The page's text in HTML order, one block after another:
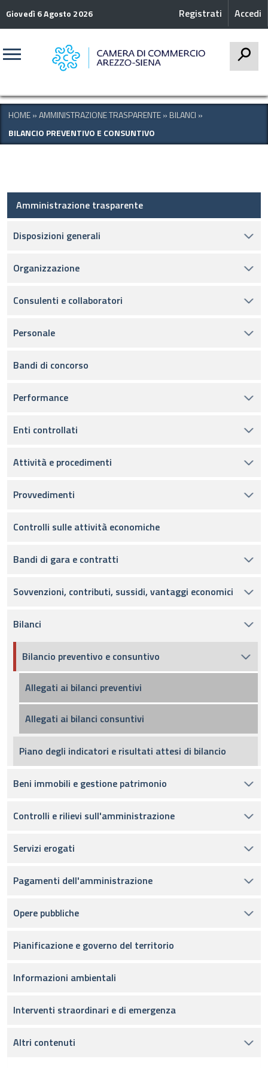
Giovedì 6 Agosto 2026 Accedi
Registrati
HOME»AMMINISTRAZIONE TRASPARENTE» BILANCI »
BILANCIO PREVENTIVO E CONSUNTIVO
Amministrazione trasparente
Disposizioni generali
Organizzazione
Consulenti e collaboratori
Personale
Bandi di concorso
Performance
Enti controllati
Attività e procedimenti
Provvedimenti
Controlli sulle attività economiche
Bandi di gara e contratti
Sovvenzioni, contributi, sussidi, vantaggi economici
Bilanci
Bilancio preventivo e consuntivo
Allegati ai bilanci preventivi
Allegati ai bilanci consuntivi
Piano degli indicatori e risultati attesi di bilancio
Beni immobili e gestione patrimonio
Controlli e rilievi sull'amministrazione
Servizi erogati
Pagamenti dell'amministrazione
Opere pubbliche
Pianificazione e governo del territorio
Informazioni ambientali
Interventi straordinari e di emergenza
Altri contenuti